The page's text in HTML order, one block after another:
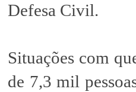
Defesa Civil.
Situações com
de 7,3 mil